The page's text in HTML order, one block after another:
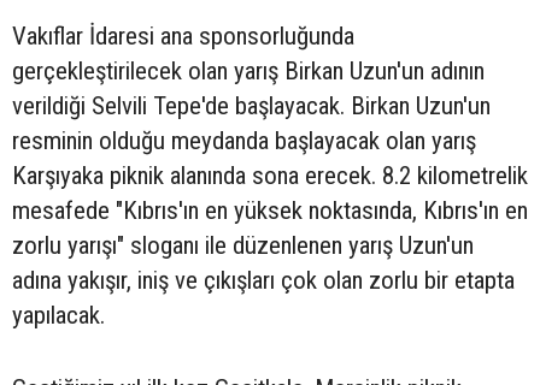
Vakıflar İdaresi ana sponsorluğunda
gerçekleştirilecek olan yarış Birkan Uzun'un adının
verildiği Selvili Tepe'de başlayacak. Birkan Uzun'un
resminin olduğu meydanda başlayacak olan yarış
Karşıyaka piknik alanında sona erecek. 8.2 kilometrelik
mesafede "Kıbrıs'ın en yüksek noktasında, Kıbrıs'ın en
zorlu yarışı" sloganı ile düzenlenen yarış Uzun'un
adına yakışır, iniş ve çıkışları çok olan zorlu bir etapta
yapılacak.